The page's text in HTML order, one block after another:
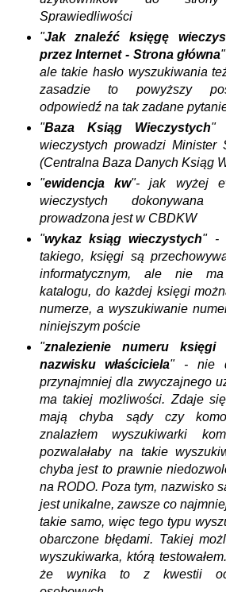
Sprawiedliwości
"Jak znaleźć księgę
przez Internet - Strona główna
ale takie hasło wyszukiwania
zasadzie to powyższy
odpowiedź na tak zadane
"Baza Ksiąg Wieczystych"
wieczystych prowadzi Minister
(Centralna Baza Danych Ksiąg
"ewidencja kw"- jak wyżej
wieczystych
prowadzona jest w CBDKW
"wykaz ksiąg wieczystych" -
takiego, księgi są
informatycznym, ale nie
katalogu, do każdej księgi
numerze, a wyszukiwanie
niniejszym poście
"znalezienie numeru księgi
nazwisku właściciela" - nie
przynajmniej dla zwyczajnego
ma takiej możliwości. Zdaje
mają chyba sądy czy
znalazłem wyszukiwarki
pozwalałaby na takie
chyba jest to prawnie
na RODO. Poza tym, nazwisko
jest unikalne, zawsze co
takie samo, więc tego typu
obarczone błędami. Takiej
wyszukiwarka, którą
że wynika to z kwestii